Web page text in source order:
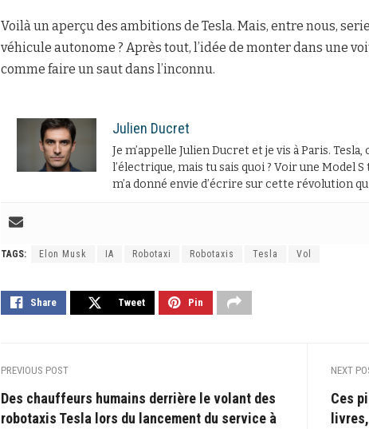
Voilà un aperçu des ambitions de Tesla. Mais, entre nous,
véhicule autonome ? Après tout, l’idée de monter dans une
comme faire un saut dans l’inconnu.
Julien Ducret
Je m’appelle Julien Ducret et je vis à Paris.
l’électrique, mais tu sais quoi ? Voir une Model
m’a donné envie d’écrire sur cette révolution
TAGS: Elon Musk IA Robotaxi Robotaxis Tesla Vol
Share Tweet Pin
PREVIOUS POST
Des chauffeurs humains derrière le volant des
robotaxis Tesla lors du lancement du service à
NEXT
Ces